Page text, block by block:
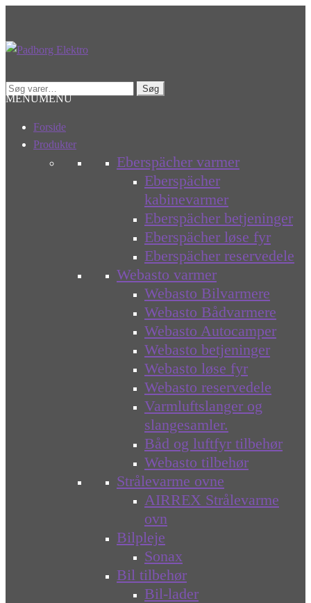
Spring
Spring
Søg
efter:
Søg
MENUMENU
Forside
Produkter
Eberspächer varmer
Eberspächer
kabinevarmer
Eberspächer betjeninger
Eberspächer løse fyr
Eberspächer reservedele
Webasto varmer
Webasto Bilvarmere
Webasto Bådvarmere
Webasto Autocamper
Webasto betjeninger
Webasto løse fyr
Webasto reservedele
Varmluftslanger og
slangesamler.
Båd og luftfyr tilbehør
Webasto tilbehør
Strålevarme ovne
AIRREX Strålevarme
ovn
Bilpleje
Sonax
Bil tilbehør
Bil-lader